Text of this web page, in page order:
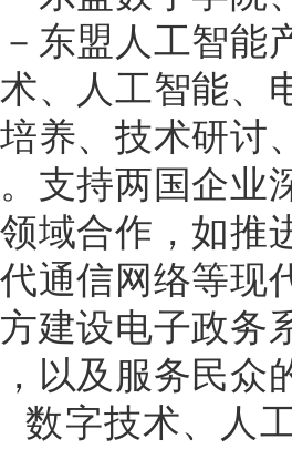
东盟人工智能
、人工智能、
养、技术研讨
支持两国企业
域合作，如推
通信网络等现
建设电子政务
以及服务民众
数字技术、人